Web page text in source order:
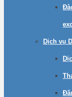
Dịch vụ